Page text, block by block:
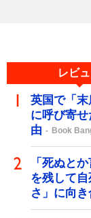
レビ
英国で「末
に呼び寄
由
Book
「死ぬと
を残して
さ」に向